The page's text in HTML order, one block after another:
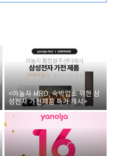
<야놀자 MRO, 숙박업소 위한 삼
성전자 가전제품 특가 개시>